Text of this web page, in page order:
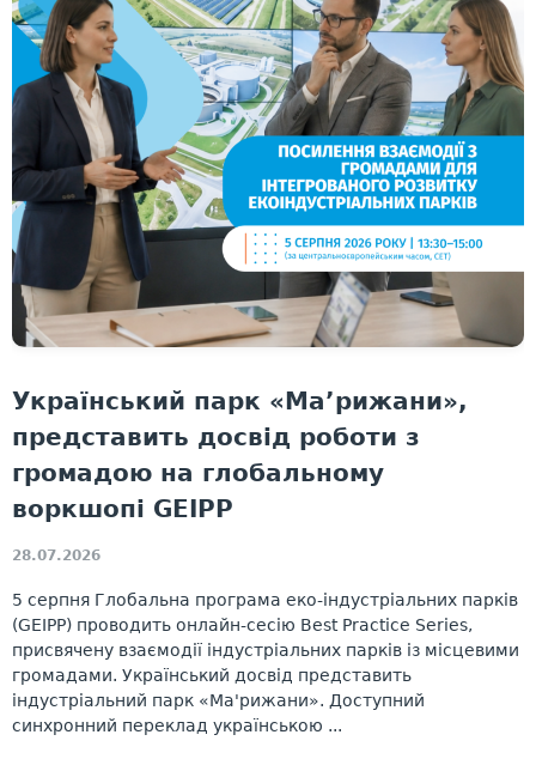
28.07.2026
Український парк «Ма’рижани»,
представить досвід роботи з
громадою на глобальному
воркшопі GEIPP
5 серпня Глобальна програма еко-індустріальних парків
(GEIPP) проводить онлайн-сесію Best Practice Series,
присвячену взаємодії індустріальних парків із місцевими
громадами. Український досвід представить
індустріальний парк «Ма'рижани». Доступний
синхронний переклад українською ...